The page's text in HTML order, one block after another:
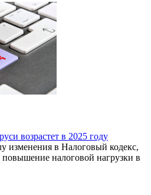
возрастет в 2025 году
изменения в Налоговый кодекс,
повышение налоговой нагрузки в